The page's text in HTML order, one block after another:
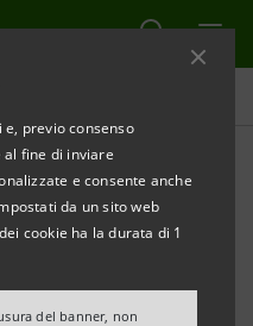
previo consenso
al fine di inviare
e consente anche
da un sito web
cookie ha la durata di 1
del banner, non
STAMPA
– COLDIRETTI:
TOSCANA
DEL PNRR